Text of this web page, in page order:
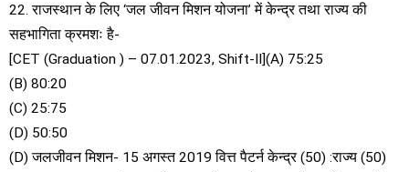
22. राजस्थान के लिए ‘जल जीवन मिशन योजना’ में केन्द्र तथा राज्य की
सहभागिता क्रमशः है-
[CET (Graduation ) – 07.01.2023, Shift-II](A) 75:25
(B) 80:20
(C) 25:75
(D) 50:50
(D) जलजीवन मिशन- 15 अगस्त 2019 वित्त पैटर्न केन्द्र (50) :राज्य (50)